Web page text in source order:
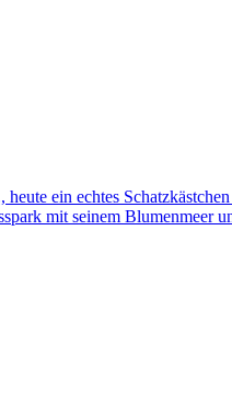
ein echtes
mit seinem